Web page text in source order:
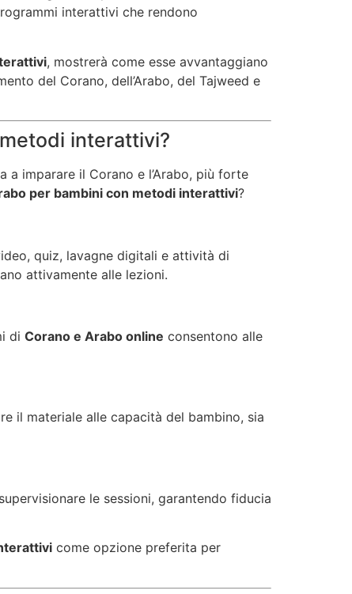
interattivi che rendono
, mostrerà come esse avvantaggiano
del Corano, dell’Arabo, del Tajweed e
interattivi?
a imparare il Corano e l’Arabo, più forte
per bambini con metodi interattivi?
quiz, lavagne digitali e attività di
attivamente alle lezioni.
di Corano e Arabo online consentono alle
il materiale alle capacità del bambino, sia
le sessioni, garantendo fiducia
come opzione preferita per